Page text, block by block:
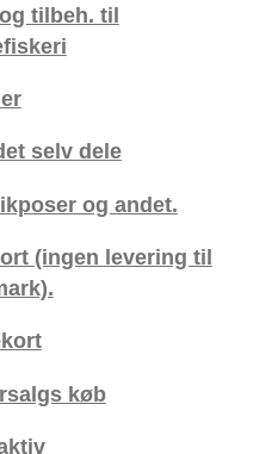
tilbeh. til
selv dele
og andet.
(ingen levering til
køb